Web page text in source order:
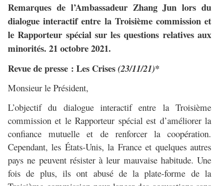
Remarques de l’Ambassadeur Zhang Jun lors du
dialogue interactif entre la Troisième commission et
le Rapporteur spécial sur les questions relatives aux
minorités. 21 octobre 2021.
Revue de presse : Les Crises(23/11/21)*
Monsieur le Président,
L’objectif du dialogue interactif entre la Troisième
commission et le Rapporteur spécial est d’améliorer la
confiance mutuelle et de renforcer la coopération.
Cependant, les États-Unis, la France et quelques autres
pays ne peuvent résister à leur mauvaise habitude. Une
fois de plus, ils ont abusé de la plate-forme de la